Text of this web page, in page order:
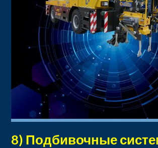
8) Подбивочные